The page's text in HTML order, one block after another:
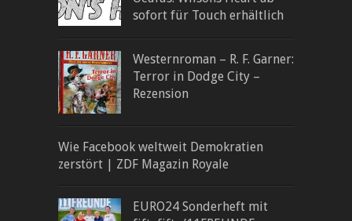
sofort für Touch erhältlich
Westernroman – R. F. Garner:
Terror in Dodge City –
Rezension
Wie Facebook weltweit Demokratien
zerstört | ZDF Magazin Royale
EURO24 Sonderheft mit